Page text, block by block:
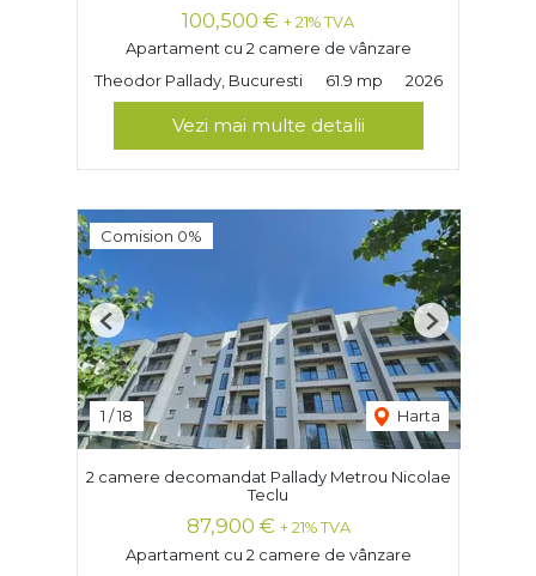
100,500 € + 21% TVA
Apartament cu 2 camere de vânzare
Theodor Pallady, Bucuresti
61.9 mp 2026
Vezi mai multe detalii
Comision 0%
1 /18 Harta
Previous Next
2 camere decomandat Pallady Metrou Nicolae
Teclu
87,900 € + 21% TVA
Apartament cu 2 camere de vânzare